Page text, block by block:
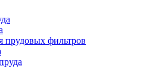
прудовых фильтров